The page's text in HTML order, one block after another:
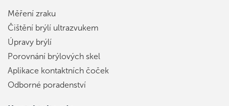
Měření zraku
Čištění brýlí ultrazvukem
Úpravy brýlí
Porovnání brýlových skel
Aplikace kontaktních čoček
Odborné poradenství